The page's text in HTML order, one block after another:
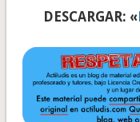
DESCARGAR: «